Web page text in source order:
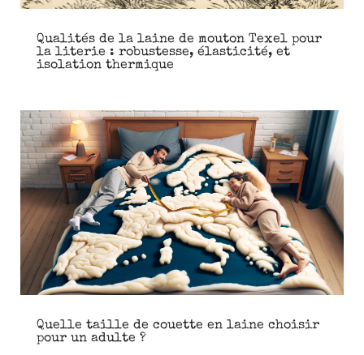
Qualités de la laine de mouton Texel pour
la literie : robustesse, élasticité, et
isolation thermique
Quelle taille de couette en laine choisir
pour un adulte ?